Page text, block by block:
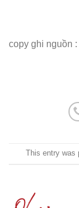
copy ghi nguồn :
This entry was